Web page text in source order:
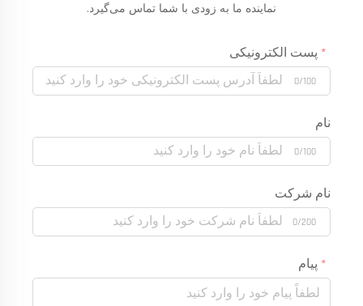
نماینده ما به زودی با شما تماس می‌گیرد.
پست الکترونیکی
0/100
نام
0/100
نام شرکت
0/200
پیام